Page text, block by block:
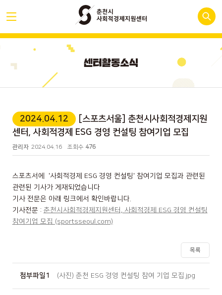
2024.04.12
[스포츠서울] 춘천시사회적경제지원
센터, 사회적경제 ESG 경영 컨설팅 참여기업 모집
관리자 2024.04.16조회수 476
스포츠서에 '사회적경제 ESG 경영 컨설팅' 참여기업 모집과 관련된
관련된 기사가 게재되었습니다
기사 전문은 아래 링크에서 확인바랍니다.
기사전문 : 춘천시사회적경제지원센터, 사회적경제 ESG 경영 컨설팅
참여기업 모집 (sportsseoul.com)
목록
첨부파일1 (사진) 춘천 ESG 경영 컨설팅 참여 기업 모집.jpg